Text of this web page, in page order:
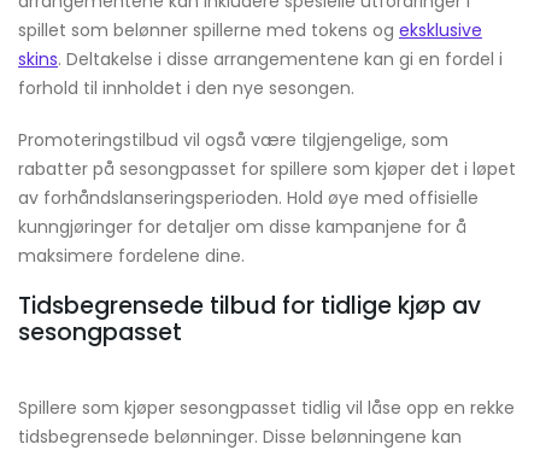
spillet som belønner spillerne med tokens og eksklusive
skins. Deltakelse i disse arrangementene kan gi en fordel i
forhold til innholdet i den nye sesongen.
Promoteringstilbud vil også være tilgjengelige, som
rabatter på sesongpasset for spillere som kjøper det i løpet
av forhåndslanseringsperioden. Hold øye med offisielle
kunngjøringer for detaljer om disse kampanjene for å
maksimere fordelene dine.
Tidsbegrensede tilbud for tidlige kjøp av
sesongpasset
Spillere som kjøper sesongpasset tidlig vil låse opp en rekke
tidsbegrensede belønninger. Disse belønningene kan